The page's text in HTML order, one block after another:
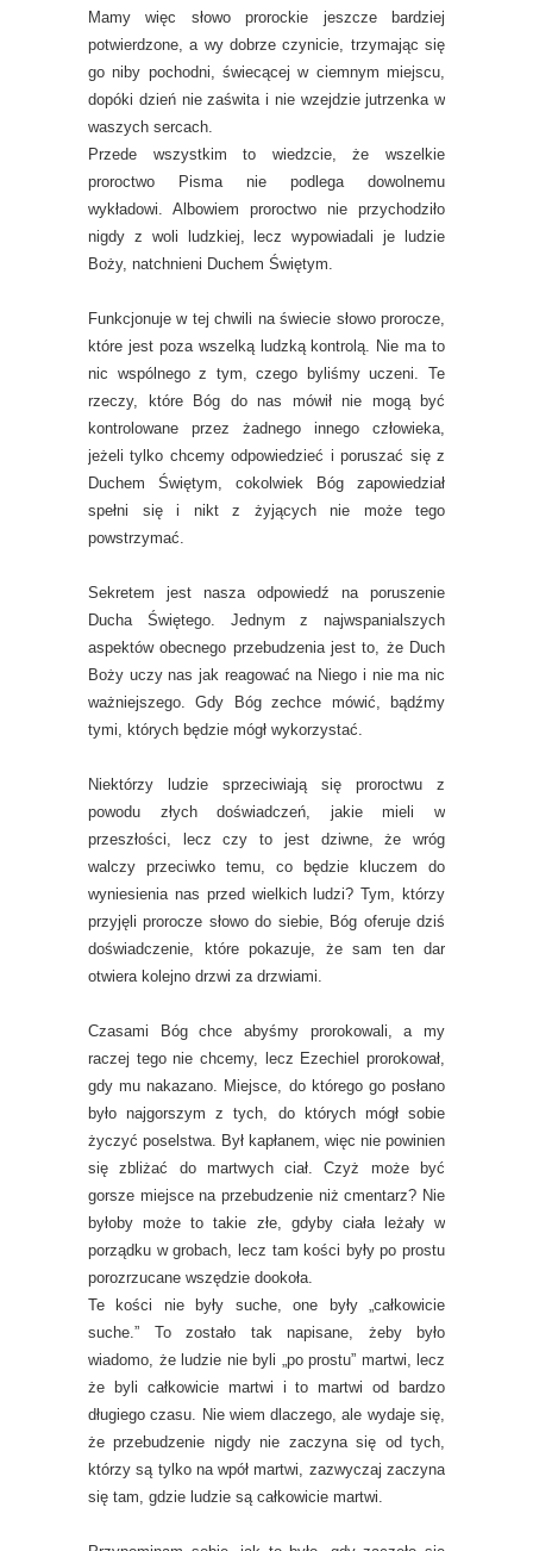
Mamy więc słowo prorockie jeszcze bardziej
potwierdzone, a wy dobrze czynicie, trzymając się
go niby pochodni, świecącej w ciemnym miejscu,
dopóki dzień nie zaświta i nie wzejdzie jutrzenka w
waszych sercach.
Przede wszystkim to wiedzcie, że wszelkie
proroctwo Pisma nie podlega dowolnemu
wykładowi. Albowiem proroctwo nie przychodziło
nigdy z woli ludzkiej, lecz wypowiadali je ludzie
Boży, natchnieni Duchem Świętym.
Funkcjonuje w tej chwili na świecie słowo prorocze,
które jest poza wszelką ludzką kontrolą. Nie ma to
nic wspólnego z tym, czego byliśmy uczeni. Te
rzeczy, które Bóg do nas mówił nie mogą być
kontrolowane przez żadnego innego człowieka,
jeżeli tylko chcemy odpowiedzieć i poruszać się z
Duchem Świętym, cokolwiek Bóg zapowiedział
spełni się i nikt z żyjących nie może tego
powstrzymać.
Sekretem jest nasza odpowiedź na poruszenie
Ducha Świętego. Jednym z najwspanialszych
aspektów obecnego przebudzenia jest to, że Duch
Boży uczy nas jak reagować na Niego i nie ma nic
ważniejszego. Gdy Bóg zechce mówić, bądźmy
tymi, których będzie mógł wykorzystać.
Niektórzy ludzie sprzeciwiają się proroctwu z
powodu złych doświadczeń, jakie mieli w
przeszłości, lecz czy to jest dziwne, że wróg
walczy przeciwko temu, co będzie kluczem do
wyniesienia nas przed wielkich ludzi? Tym, którzy
przyjęli prorocze słowo do siebie, Bóg oferuje dziś
doświadczenie, które pokazuje, że sam ten dar
otwiera kolejno drzwi za drzwiami.
Czasami Bóg chce abyśmy prorokowali, a my
raczej tego nie chcemy, lecz Ezechiel prorokował,
gdy mu nakazano. Miejsce, do którego go posłano
było najgorszym z tych, do których mógł sobie
życzyć poselstwa. Był kapłanem, więc nie powinien
się zbliżać do martwych ciał. Czyż może być
gorsze miejsce na przebudzenie niż cmentarz? Nie
byłoby może to takie złe, gdyby ciała leżały w
porządku w grobach, lecz tam kości były po prostu
porozrzucane wszędzie dookoła.
Te kości nie były suche, one były „całkowicie
suche.” To zostało tak napisane, żeby było
wiadomo, że ludzie nie byli „po prostu” martwi, lecz
że byli całkowicie martwi i to martwi od bardzo
długiego czasu. Nie wiem dlaczego, ale wydaje się,
że przebudzenie nigdy nie zaczyna się od tych,
którzy są tylko na wpół martwi, zazwyczaj zaczyna
się tam, gdzie ludzie są całkowicie martwi.